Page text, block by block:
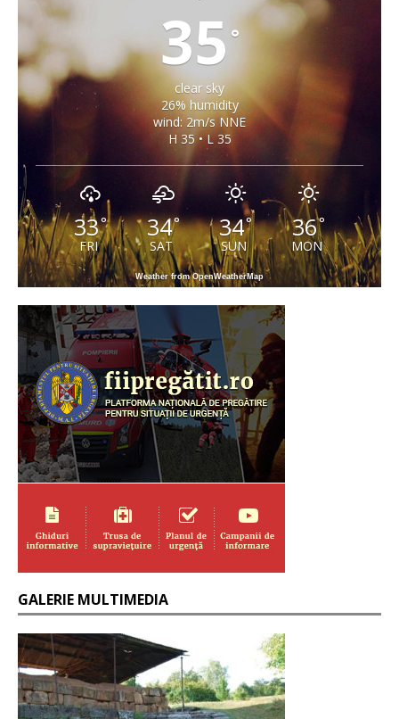
35 °
clear sky
26% humidity
wind: 2m/s NNE
H 35 • L 35
33°
FRI
34°
SAT
34°
SUN
36°
MON
Weather from OpenWeatherMap
GALERIE MULTIMEDIA